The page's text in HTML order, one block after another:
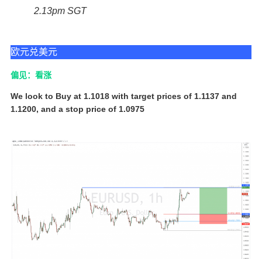
2.13pm SGT
欧元兑美元
偏见：看涨
We look to Buy at 1.1018 with target prices of 1.1137 and
1.1200, and a stop price of 1.0975